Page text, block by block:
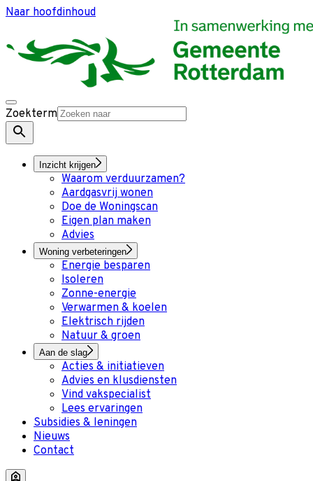
Naar hoofdinhoud
Zoekterm
Inzicht krijgen
Waarom verduurzamen?
Aardgasvrij wonen
Doe de Woningscan
Eigen plan maken
Advies
Woning verbeteringen
Energie besparen
Isoleren
Zonne-energie
Verwarmen & koelen
Elektrisch rijden
Natuur & groen
Aan de slag
Acties & initiatieven
Advies en klusdiensten
Vind vakspecialist
Lees ervaringen
Subsidies & leningen
Nieuws
Contact